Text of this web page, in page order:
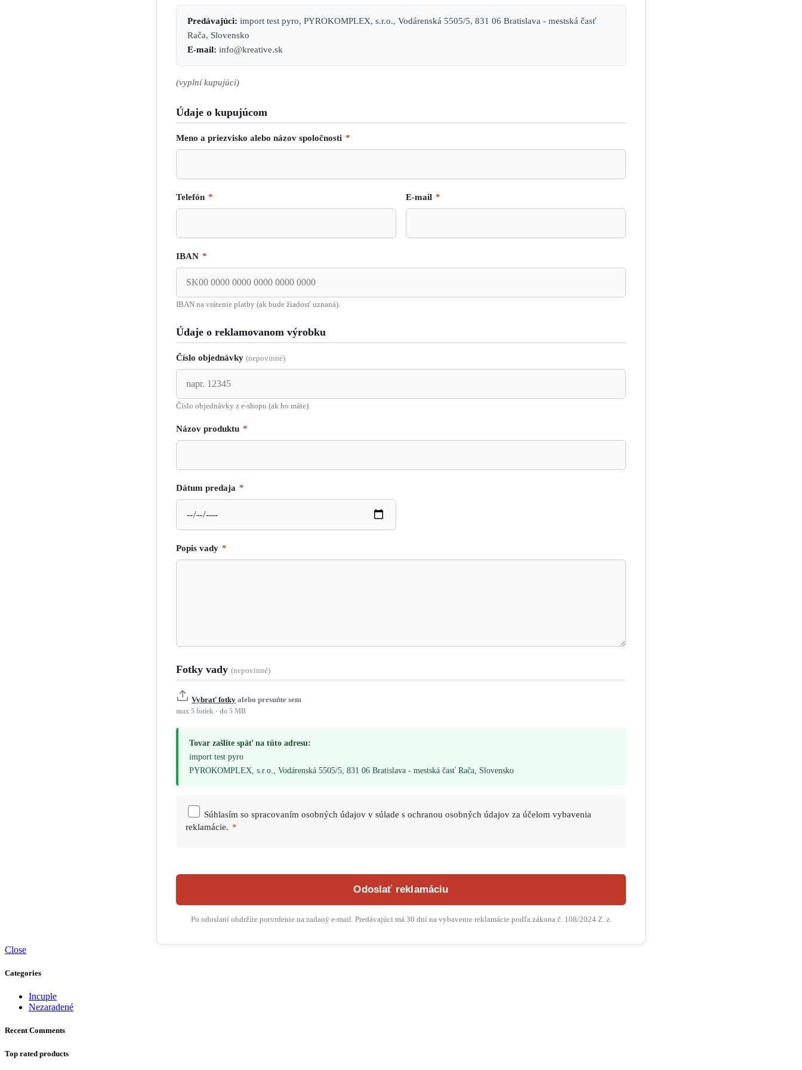
Predávajúci: import test pyro, PYROKOMPLEX, s.r.o., Vodárenská 5505/5, 831 06 Bratislava - mestská časť
Rača, Slovensko
E-mail: info@kreative.sk
(vyplní kupujúci)
Údaje o kupujúcom
Meno a priezvisko alebo názov spoločnosti *
Telefón * E-mail *
IBAN *
IBAN na vrátenie platby (ak bude žiadosť uznaná).
Údaje o reklamovanom výrobku
Číslo objednávky (nepovinné)
Číslo objednávky z e-shopu (ak ho máte).
Názov produktu *
Dátum predaja *
Popis vady *
Fotky vady (nepovinné)
Vybrať fotky alebo presuňte sem
max 5 fotiek · do 5 MB
Tovar zašlite späť na túto adresu:
import test pyro
PYROKOMPLEX, s.r.o., Vodárenská 5505/5, 831 06 Bratislava - mestská časť Rača, Slovensko
Súhlasím so spracovaním osobných údajov v súlade s ochranou osobných údajov za účelom vybavenia
reklamácie. *
Odoslať reklamáciu
Po odoslaní obdržíte potvrdenie na zadaný e-mail. Predávajúci má 30 dní na vybavenie reklamácie podľa zákona č. 108/2024 Z. z.
Close
Categories
Incuple
Nezaradené
Recent Comments
Top rated products